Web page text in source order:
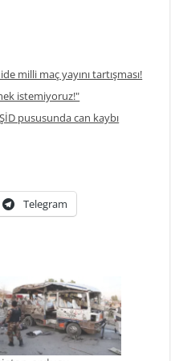
milli maç yayını tartışması!
istemiyoruz!"
pususunda can kaybı
Telegram